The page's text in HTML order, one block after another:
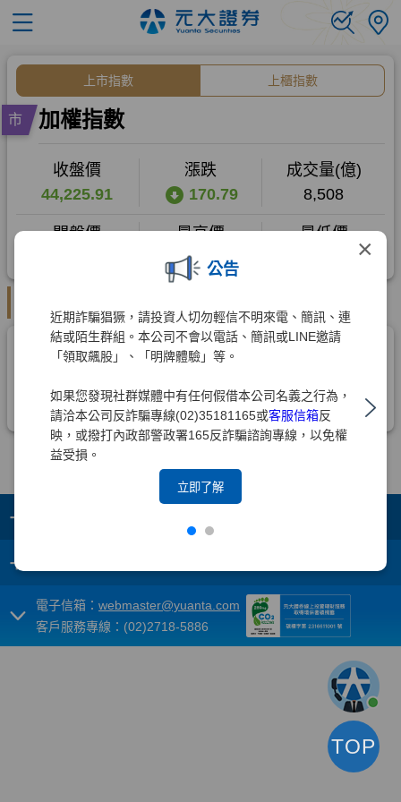
×
公告
近期詐騙猖獗，請投資人切勿輕信不明來電、簡訊、連
結或陌生群組。本公司不會以電話、簡訊或LINE邀請
「領取飆股」、「明牌體驗」等。
如果您發現社群媒體中有任何假借本公司名義之行為，
請洽本公司反詐騙專線(02)35181165或客服信箱反
映，或撥打內政部警政署165反詐騙諮詢專線，以免權
益受損。
立即了解
+
+
電子信箱： webmaster@yuanta.com
客戶服務專線：(02)2718-5886
TOP